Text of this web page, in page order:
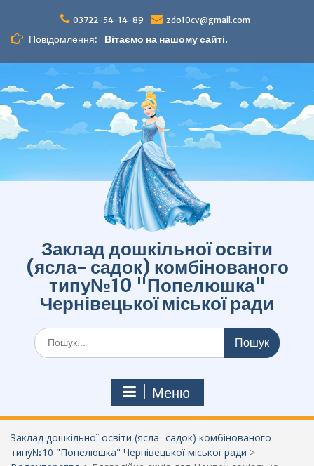
вмісту
03722-54-14-89 zdo10cv@gmail.com
Повідомлення: Вітаємо на нашому сайті.
Заклад дошкільної освіти
(ясла- садок) комбінованого
типу№10 "Попелюшка"
Чернівецької міської ради
Шукати:
Меню
Заклад дошкільної освіти (ясла- садок) комбінованого
типу№10 "Попелюшка" Чернівецької міської ради >